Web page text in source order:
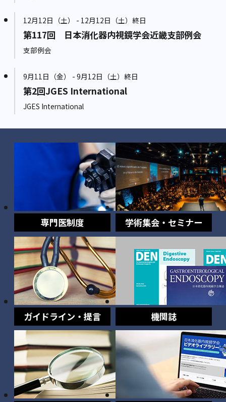
12月12日（土） - 12月12日（土）終日
第117回 日本消化器内視鏡学会近畿支部例会
支部例会
9月11日（金） - 9月12日（土）終日
第2回JGES International
JGES International
専門医制度 学術集会・セミナー
ガイドライン・提言 機関誌